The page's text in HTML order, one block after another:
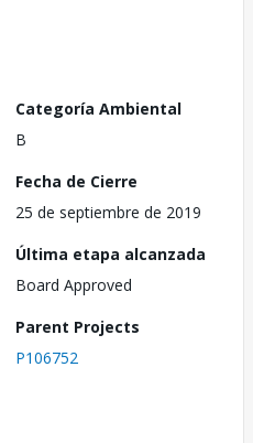
Categoría Ambiental
B
Fecha de Cierre
25 de septiembre de 2019
Última etapa alcanzada
Board Approved
Parent Projects
P106752